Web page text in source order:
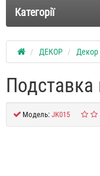
Категорії
ДЕКОР Декор
Модель: JK015